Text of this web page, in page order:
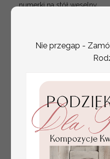
numerki na stół weselny
numerki na stół weselny,
dekoracja stołów
Nie przegap -